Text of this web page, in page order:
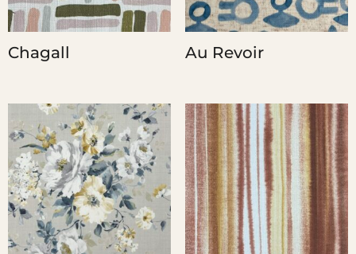
Chagall Au Revoir